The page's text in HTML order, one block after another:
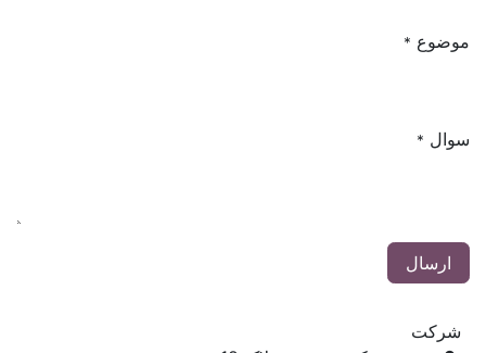
موضوع *
سوال *
ارسال
شرکت